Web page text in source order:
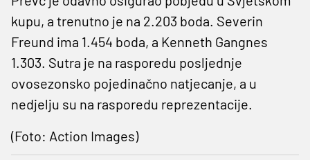
kupu, a trenutno je na 2.203 boda. Severin
Freund ima 1.454 boda, a Kenneth Gangnes
1.303. Sutra je na rasporedu posljednje
ovosezonsko pojedinačno natjecanje, a u
nedjelju su na rasporedu reprezentacije.
(Foto: Action Images)